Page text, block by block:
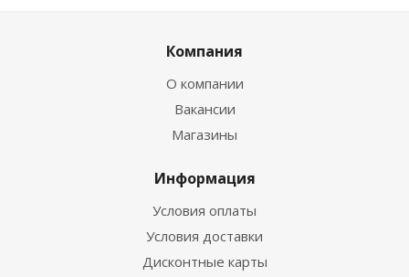
Компания
О компании
Вакансии
Магазины
Информация
Условия оплаты
Условия доставки
Дисконтные карты